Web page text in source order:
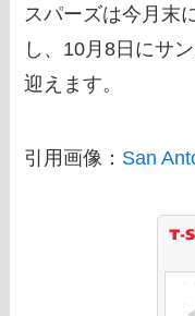
スパーズは今月末
し、10月8日にサ
迎えます。
引用画像： San